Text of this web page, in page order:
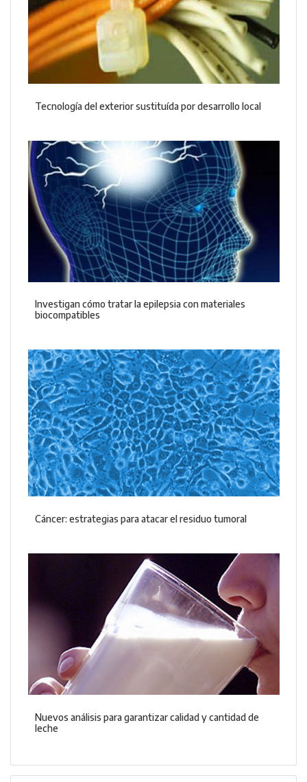
Tecnología del exterior sustituída por desarrollo local
Investigan cómo tratar la epilepsia con materiales
biocompatibles
Cáncer: estrategias para atacar el residuo tumoral
Nuevos análisis para garantizar calidad y cantidad de
leche